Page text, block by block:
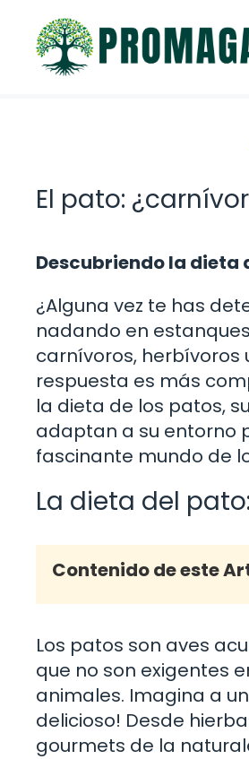
contenido
El pato:
Descubriendo la dieta
¿Alguna vez te has
nadando en
carnívoros, herbívoros
respuesta es más
la dieta de los patos,
adaptan a su entorno
fascinante mundo de
La dieta del
Contenido de este
Los patos son aves
que no son exigentes
animales. Imagina a
delicioso! Desde
gourmets de la